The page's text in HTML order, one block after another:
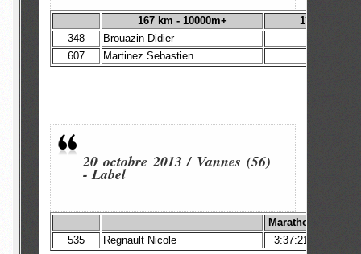
167 km - 10000m+
1362 cl.
348
Brouazin Didier
607
Martinez Sebastien
20 octobre 2013 / Vannes (56)
-Label
Marathon
535
Regnault Nicole 3:37:21